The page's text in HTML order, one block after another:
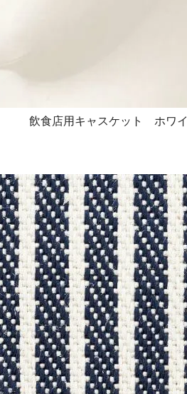
飲食店用キャスケット ホワ